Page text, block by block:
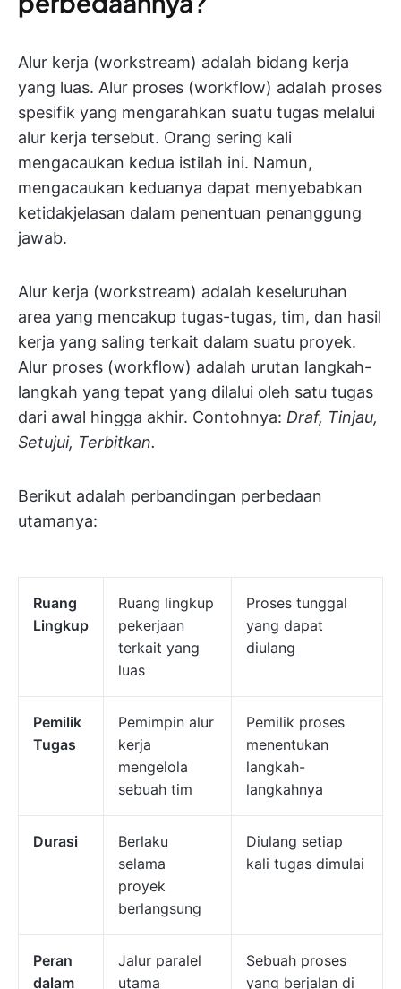
Alur kerja (workstream) adalah bidang kerja
yang luas. Alur proses (workflow) adalah proses
spesifik yang mengarahkan suatu tugas melalui
alur kerja tersebut. Orang sering kali
mengacaukan kedua istilah ini. Namun,
mengacaukan keduanya dapat menyebabkan
ketidakjelasan dalam penentuan penanggung
jawab.
Alur kerja (workstream) adalah keseluruhan
area yang mencakup tugas-tugas, tim, dan hasil
kerja yang saling terkait dalam suatu proyek.
Alur proses (workflow) adalah urutan langkah-
langkah yang tepat yang dilalui oleh satu tugas
dari awal hingga akhir. Contohnya: Draf, Tinjau,
Setujui, Terbitkan.
Berikut adalah perbandingan perbedaan
utamanya:
Ruang
Lingkup
Ruang lingkup
pekerjaan
terkait yang
luas
Proses tunggal
yang dapat
diulang
Pemilik
Tugas
Pemimpin alur
kerja
mengelola
sebuah tim
Pemilik proses
menentukan
langkah-
langkahnya
Durasi
Berlaku
selama
proyek
berlangsung
Diulang setiap
kali tugas dimulai
Peran
dalam
Jalur paralel
utama
Sebuah proses
yang berjalan di